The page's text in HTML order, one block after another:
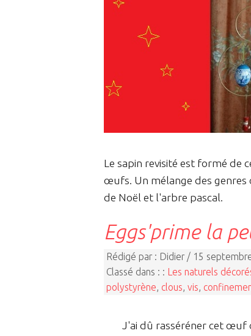
Le sapin revisité est formé de
œufs. Un mélange des genres
de Noël et l'arbre pascal.
Eggs'prime la
Rédigé par : Didier / 15
Classé dans : :
Les naturels
polystyrène, clous, vis,
J'ai dû rasséréner cet œuf